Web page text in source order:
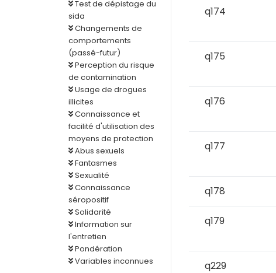
Test de dépistage du
sida
Changements de
comportements
(passé-futur)
Perception du risque
de contamination
Usage de drogues
illicites
Connaissance et
facilité d'utilisation des
moyens de protection
Abus sexuels
Fantasmes
Sexualité
Connaissance
séropositif
Solidarité
Information sur
l'entretien
Pondération
Variables inconnues
q174
q175
q176
q177
q178
q179
q229